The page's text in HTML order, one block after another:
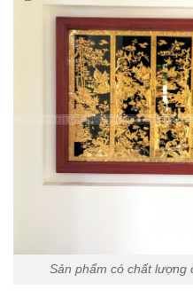
Sản phẩm có chất lượng